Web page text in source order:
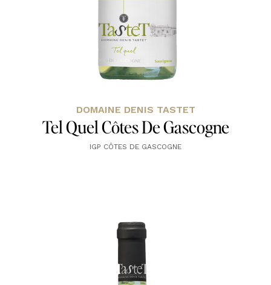
DOMAINE DENIS TASTET
Tel Quel Côtes De Gascogne
IGP CÔTES DE GASCOGNE